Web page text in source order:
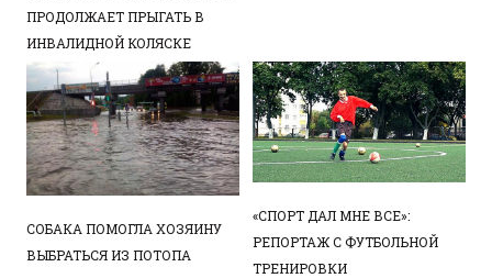
ПРОДОЛЖАЕТ ПРЫГАТЬ В
ИНВАЛИДНОЙ КОЛЯСКЕ
СОБАКА ПОМОГЛА ХОЗЯИНУ
ВЫБРАТЬСЯ ИЗ ПОТОПА
«СПОРТ ДАЛ МНЕ ВСЕ»:
РЕПОРТАЖ С ФУТБОЛЬНОЙ
ТРЕНИРОВКИ